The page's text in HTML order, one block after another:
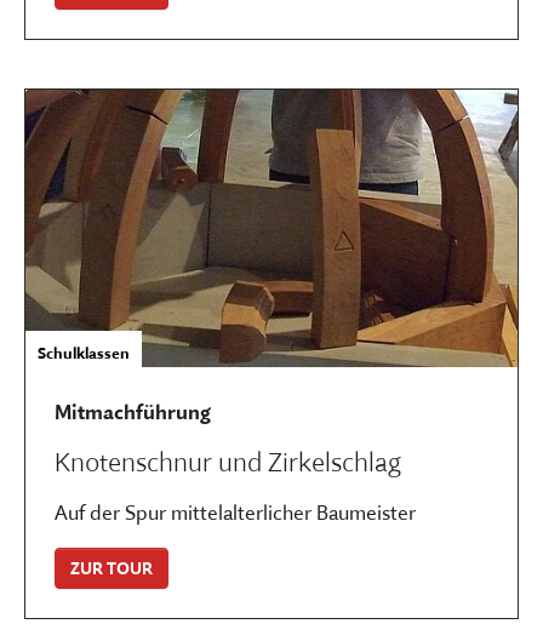
Schulklassen
Mitmachführung
Knotenschnur und Zirkelschlag
Auf der Spur mittelalterlicher Baumeister
ZUR TOUR